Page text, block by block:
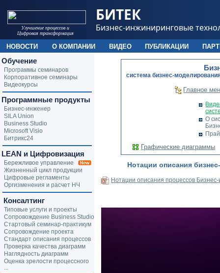
cистема бизнес-
Главное
О
Графические диаграммы
Нотации описания
Нотации описания процессов
Обучение
Программы семинаров
Корпоративное семинары
Видеокурсы
Программные продукты
Бизнес-инженер
SILA Union
Business Studio
Microsoft Visio
Битрикс24
LEAN и Цифровизация
Бережливое управление
Жизненный цикл продукции
Цифровые регламенты
Оргизменения и расчет НЧ
Консалтинг
Типовые услуги и проекты
Сопровождение Business Studio
Стартовый семинар-практикум
Сопровождение проекта
Стандарт описания процессов
Проверка качества диаграмм
Наглядность диаграмм
Оценка зрелости процессного
...
Улучшение процессов и
Цифровая трансформация
БИТЕК
Бизнес-инжиниринговые
НОВОСТИ О КОМПАНИИ ВИДЕО ПУБЛИКАЦИИ